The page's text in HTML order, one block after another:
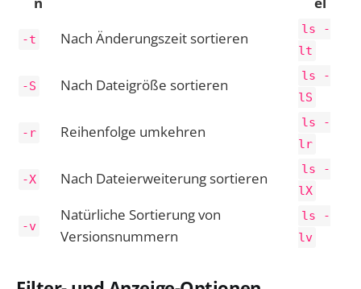
-t Nach Änderungszeit sortieren
ls -
lt
-S Nach Dateigröße sortieren
ls -
lS
-r Reihenfolge umkehren
ls -
lr
-X Nach Dateierweiterung sortieren
ls -
lX
-v
Natürliche Sortierung von
Versionsnummern
ls -
lv